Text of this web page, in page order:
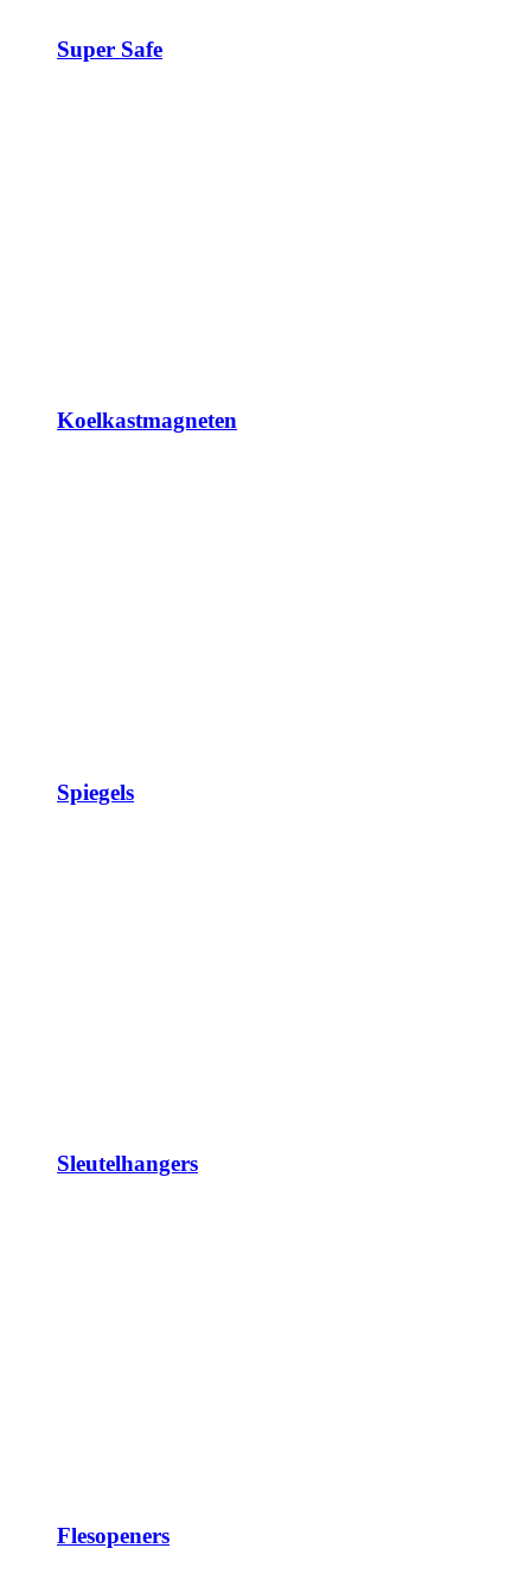
Super Safe
Koelkastmagneten
Spiegels
Sleutelhangers
Flesopeners